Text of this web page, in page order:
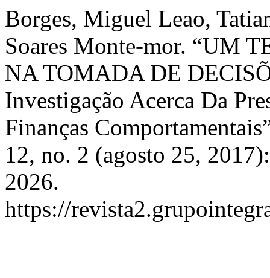
Borges, Miguel Leao,
Soares Monte-mor. “UM
NA TOMADA DE
Investigação Acerca Da
Finanças
12, no. 2 (agosto 25,
2026.
https://